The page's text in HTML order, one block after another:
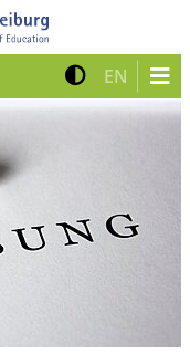
Kontrast
EN Zur